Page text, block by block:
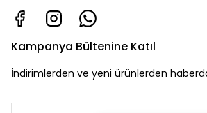
Kampanya Bültenine Katıl
İndirimlerden ve yeni ürünlerden